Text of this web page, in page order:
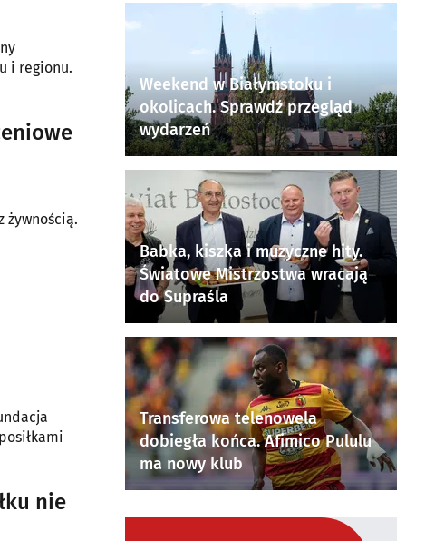
i regionu.
żywnością.
nie
Weekend w Białymstoku i
okolicach. Sprawdź przegląd
wydarzeń
Babka, kiszka i muzyczne hity.
Światowe Mistrzostwa wracają
do Supraśla
Transferowa telenowela
dobiegła końca. Afimico Pululu
ma nowy klub